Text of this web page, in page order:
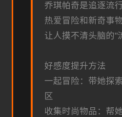
乔琪帕奇是追逐流
热爱冒险和新奇事
让人摸不清头脑的"
好感度提升方法
一起冒险：带她探
区
收集时尚物品：帮